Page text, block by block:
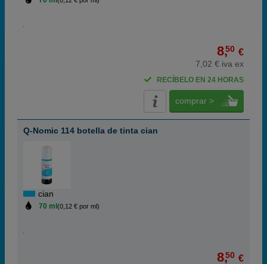
8,50 €
7,02 € iva ex
RECÍBELO EN 24 HORAS
comprar >
Q-Nomic 114 botella de tinta cian
cian
70 ml (0,12 € por ml)
8,50 €